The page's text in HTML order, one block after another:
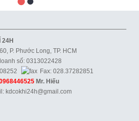
P. Phước Long, TP. HCM
số: 0313022428
Fax: 028.37282851
Mr. Hiếu
kdcokhi24h@gmail.com